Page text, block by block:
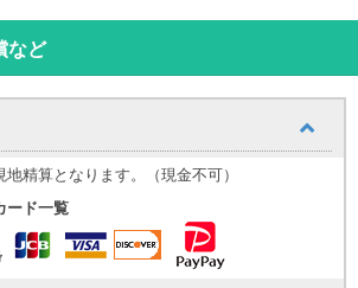
りの送迎便にてご案内いたします。
００発が最終便となりますので、予めご了承
タカー送迎車乗り場」までお越しください。
など
精算となります。（現金不可）
ード一覧